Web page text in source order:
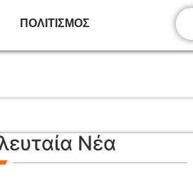
ΠΟΛΙΤΙΣΜΟΣ
Νέα